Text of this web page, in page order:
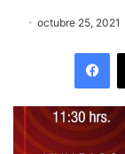
octubre 25, 2021